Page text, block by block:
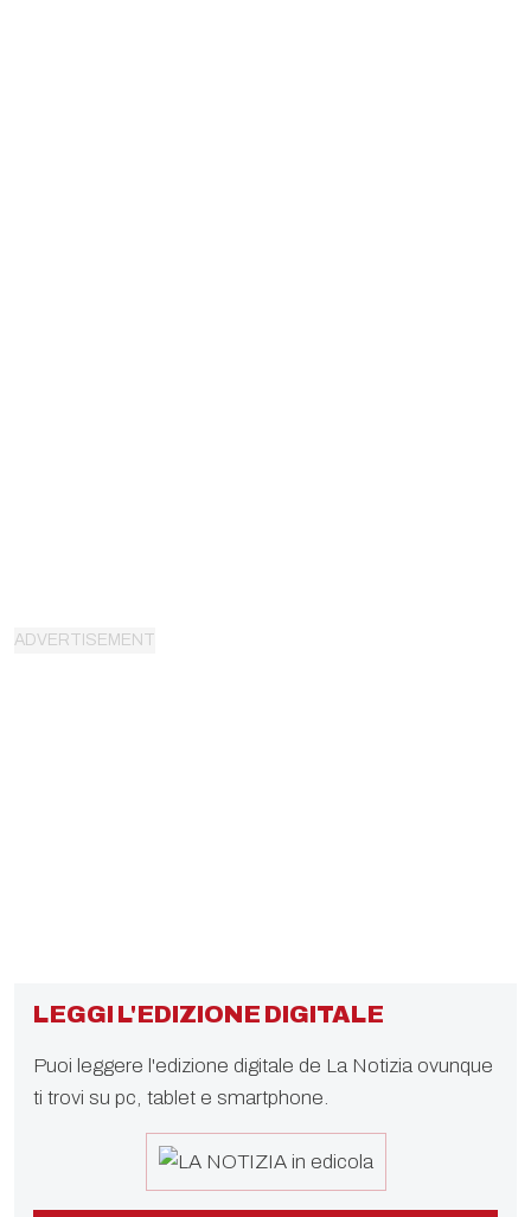
LEGGI L'EDIZIONE DIGITALE
Puoi leggere l'edizione digitale de La Notizia ovunque
ti trovi su pc, tablet e smartphone.